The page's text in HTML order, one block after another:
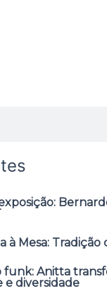
à Mesa:
funk: Anitta
e diversidade